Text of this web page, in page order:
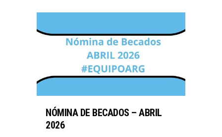
NÓMINA DE BECADOS – ABRIL
2026